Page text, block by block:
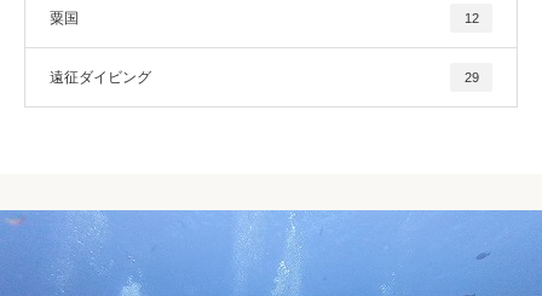
粟国 12
遠征ダイビング 29